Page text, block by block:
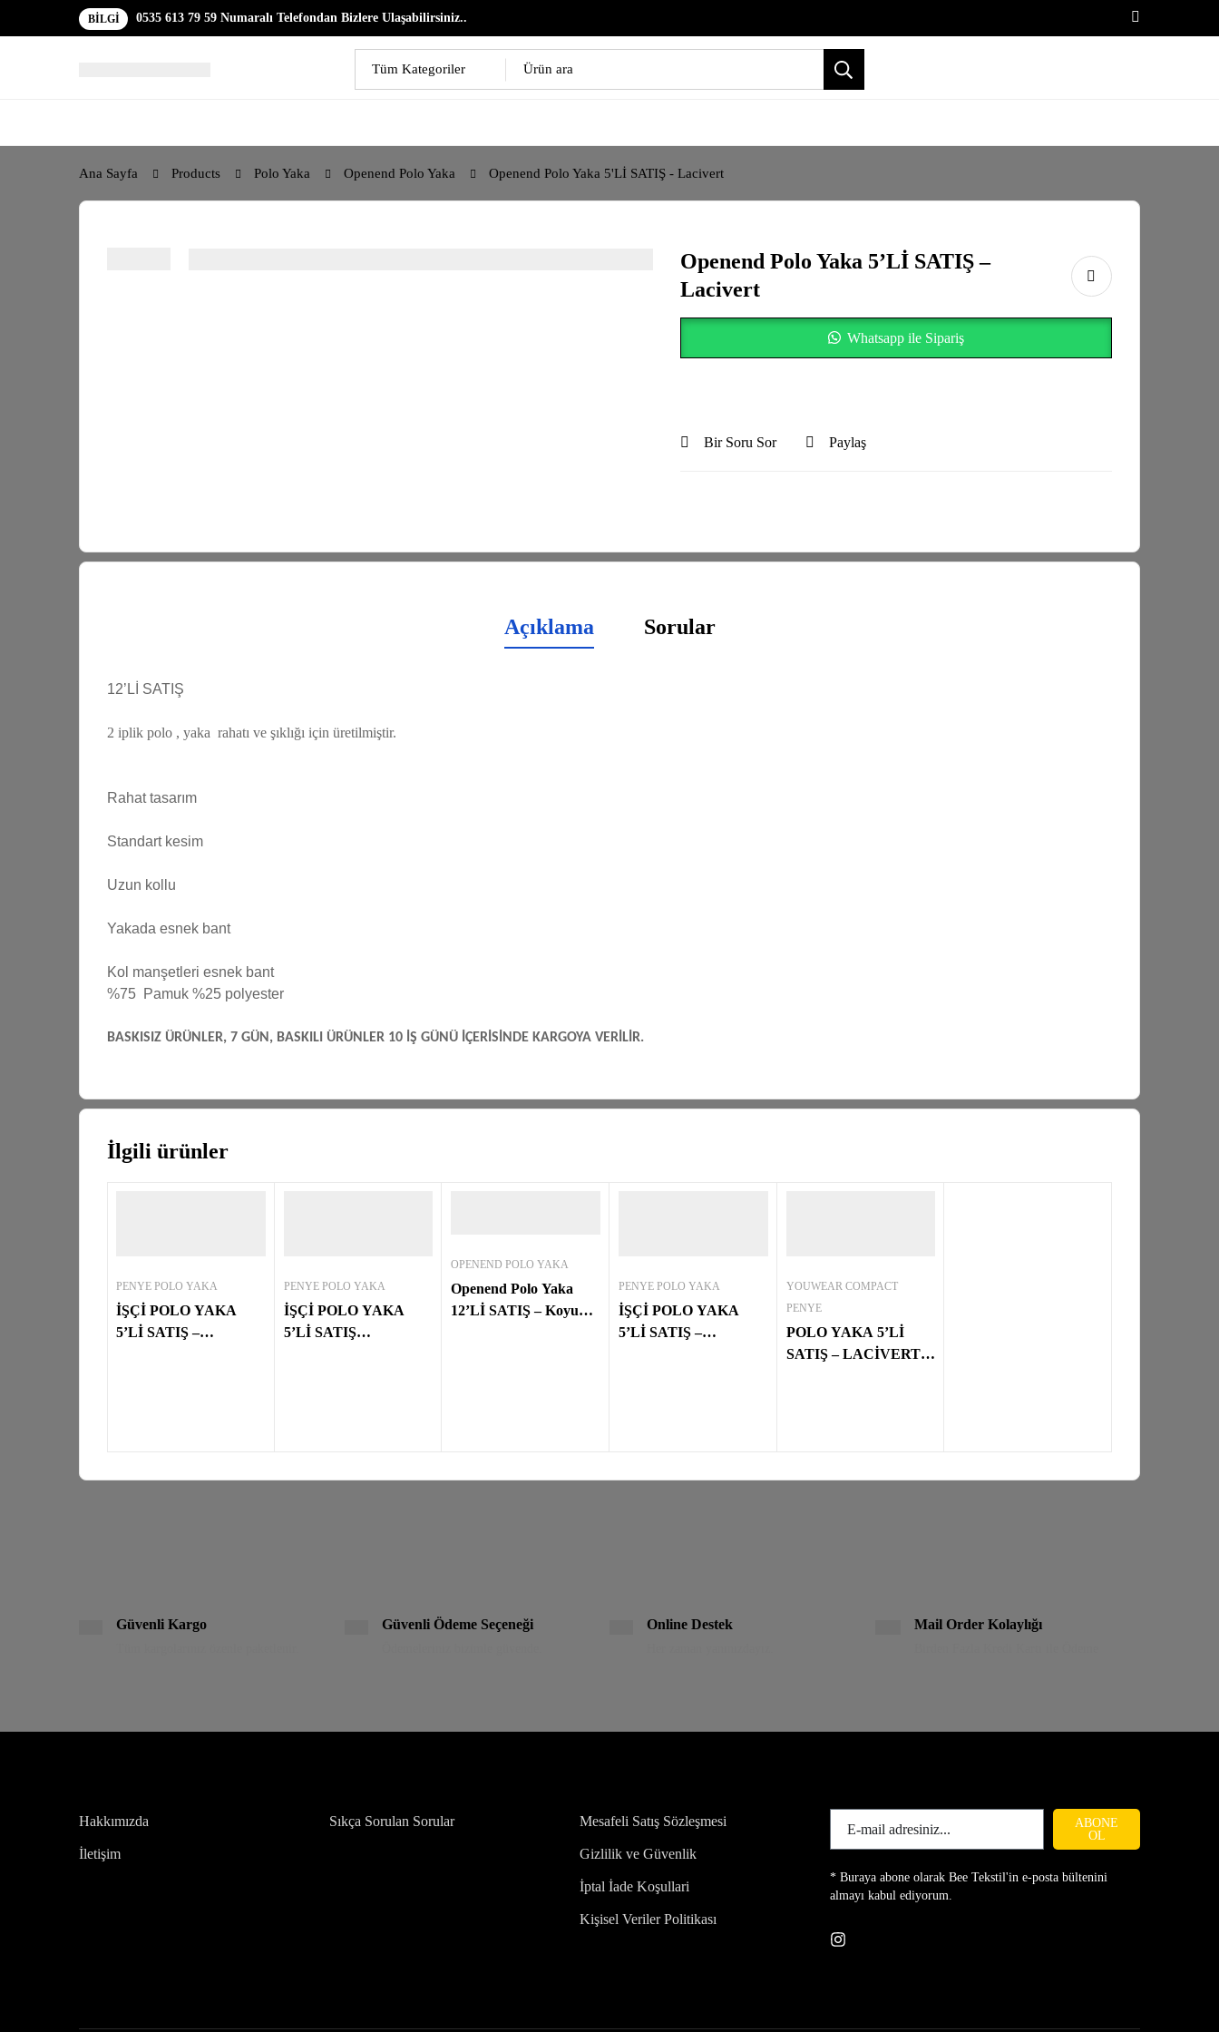
BİLGİ 0535 613 79 59 Numaralı Telefondan Bizlere Ulaşabilirsiniz..
Ana Sayfa Products Polo Yaka Openend Polo Yaka Openend Polo Yaka 5'Lİ SATIŞ - Lacivert
Openend Polo Yaka 5’Lİ SATIŞ –
Lacivert
Whatsapp ile Sipariş
Bir Soru Sor Paylaş
Açıklama Sorular
12’Lİ SATIŞ
2 iplik polo , yaka rahatı ve şıklığı için üretilmiştir.
Rahat tasarım
Standart kesim
Uzun kollu
Yakada esnek bant
Kol manşetleri esnek bant
%75 Pamuk %25 polyester
BASKISIZ ÜRÜNLER, 7 GÜN, BASKILI ÜRÜNLER 10 İŞ GÜNÜ İÇERİSİNDE KARGOYA VERİLİR.
İlgili ürünler
PENYE POLO YAKA
İŞÇİ POLO YAKA
5’Lİ SATIŞ –
PENYE POLO YAKA
İŞÇİ POLO YAKA
5’Lİ SATIŞ
OPENEND POLO YAKA
Openend Polo Yaka
12’Lİ SATIŞ – Koyu
PENYE POLO YAKA
İŞÇİ POLO YAKA
5’Lİ SATIŞ –
YOUWEAR COMPACT
PENYE
POLO YAKA 5’Lİ
SATIŞ – LACİVERT
Güvenli Kargo Güvenli Ödeme Seçeneği Online Destek Mail Order Kolaylığı
Hakkımızda
İletişim
Sıkça Sorulan Sorular Mesafeli Satış Sözleşmesi
Gizlilik ve Güvenlik
İptal İade Koşullari
Kişisel Veriler Politikası
ABONE
OL
* Buraya abone olarak Bee Tekstil'in e-posta bültenini
almayı kabul ediyorum.